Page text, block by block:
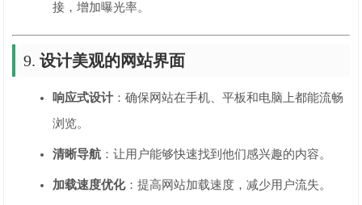
接，增加曝光率。
9.设计美观的网站界面
响应式设计：确保网站在手机、平板和电脑上都能流畅
浏览。
清晰导航 ：让用户能够快速找到他们感兴趣的内容。
加载速度优化：提高网站加载速度，减少用户流失。